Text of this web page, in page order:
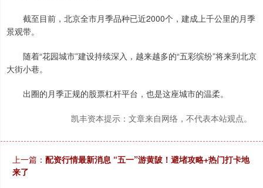
截至目前，北京全市月季品种已近2000个，建成上千公里的月季
景观带。
随着“花园城市”建设持续深入，越来越多的“五彩缤纷”将来到北京
大街小巷。
出圈的月季正规的股票杠杆平台，也是这座城市的温柔。
凯丰资本提示：文章来自网络，不代表本站观点。
上一篇： 配资行情最新消息 “五一”游黄陂！避堵攻略+热门打卡地
来了